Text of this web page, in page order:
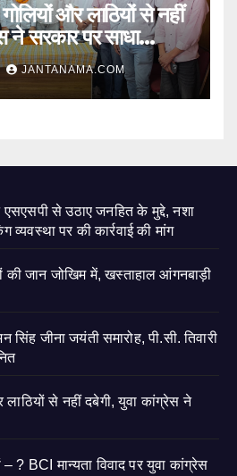
और लाठियों से नहीं
ने सरकार पर साधा
JANTANAMA.COM
से उठाए जनहित के मुद्दे, नशा
व्यवस्था पर की कार्रवाई की मांग
की जान जोखिम में, खस्ताहाल आंगनबाड़ी
सिंह जीना जयंती समारोह, पी.सी. तिवारी
से नहीं दबेगी, युवा कांग्रेस ने
– ? BCI मान्यता विवाद पर युवा कांग्रेस